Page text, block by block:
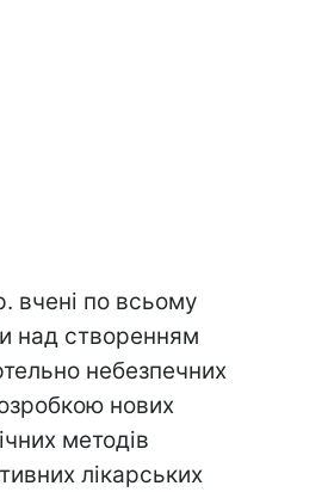
вчені по всьому
над створенням
небезпечних
нових
методів
лікарських